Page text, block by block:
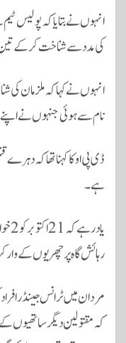
انہوں نے بتایا کہ پولیس
کی مدد سے شناخت کر کے تین
انہوں نے کہا کہ ملزمان کی
نام سے ہوئی جنہوں نے اپنے
ڈی پی او کا کہنا تھا کہ
ہے۔
رہائش گاہ پر چھریوں کے وار
مردان میں ٹرانس جینڈر
کہ مقتولین دیگر ساتھیوں